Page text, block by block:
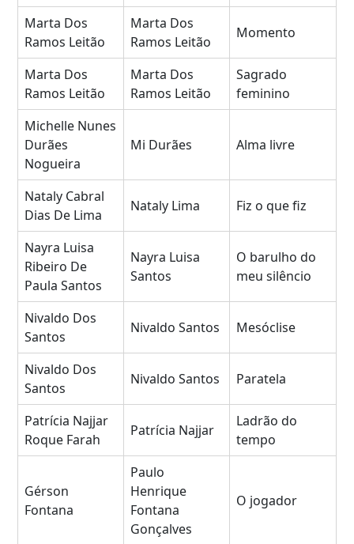
Marta Dos
Ramos Leitão
Marta Dos
Ramos Leitão
Momento
Marta Dos
Ramos Leitão
Marta Dos
Ramos Leitão
Sagrado
feminino
Michelle Nunes
Durães
Nogueira
Mi Durães Alma livre
Nataly Cabral
Dias De Lima
Nataly Lima Fiz o que fiz
Nayra Luisa
Ribeiro De
Paula Santos
Nayra Luisa
Santos
O barulho do
meu silêncio
Nivaldo Dos
Santos
Nivaldo Santos Mesóclise
Nivaldo Dos
Santos
Nivaldo Santos Paratela
Patrícia Najjar
Roque Farah
Patrícia Najjar
Ladrão do
tempo
Gérson
Fontana
Paulo
Henrique
Fontana
Gonçalves
O jogador